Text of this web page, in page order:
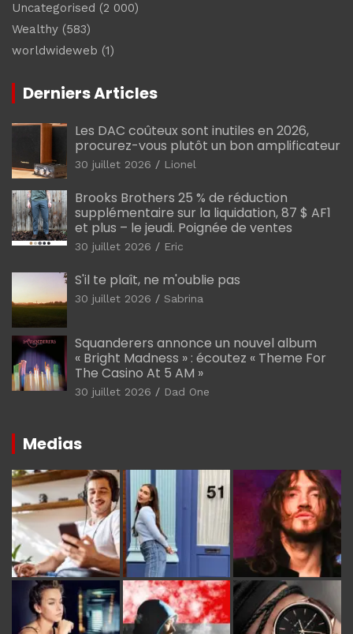
Uncategorised (2 000)
Wealthy (583)
worldwideweb (1)
Derniers Articles
Les DAC coûteux sont inutiles en 2026,
procurez-vous plutôt un bon amplificateur
30 juillet 2026 Lionel
Brooks Brothers 25 % de réduction
supplémentaire sur la liquidation, 87 $ AF1
et plus – le jeudi. Poignée de ventes
30 juillet 2026 Eric
S'il te plaît, ne m'oublie pas
30 juillet 2026 Sabrina
Squanderers annonce un nouvel album
« Bright Madness » : écoutez « Theme For
The Casino At 5 AM »
30 juillet 2026 Dad One
Medias